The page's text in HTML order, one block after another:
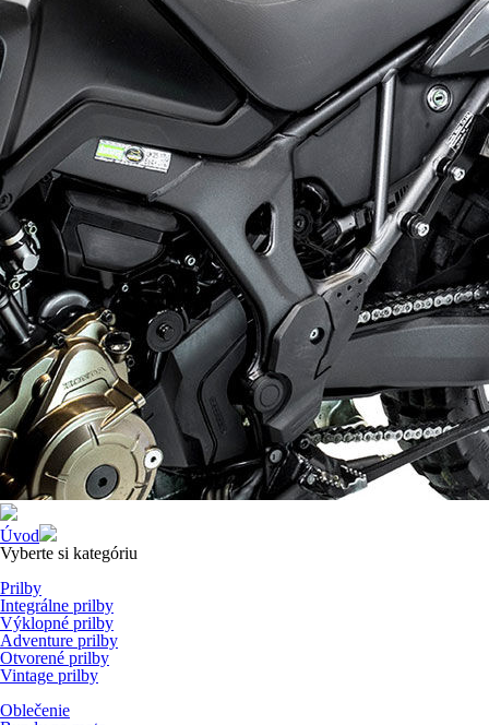
Úvod
Vyberte si kategóriu
Prilby
Integrálne prilby
Výklopné prilby
Adventure prilby
Otvorené prilby
Vintage prilby
Oblečenie